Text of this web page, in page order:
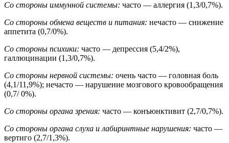
Со стороны иммунной системы: часто — аллергия (1,3/0,7%).
Со стороны обмена веществ и питания: нечасто — снижение
аппетита (0,7/0%).
Со стороны психики: часто — депрессия (5,4/2%),
галлюцинации (1,3/0,7%).
Со стороны нервной системы: очень часто — головная боль
(4,1/11,9%); нечасто — нарушение мозгового кровообращения
(0,7/ 0%).
Со стороны органа зрения: часто — конъюнктивит (2,7/0,7%).
Со стороны органа слуха и лабиринтные нарушения: часто —
вертиго (2,7/1,3%).